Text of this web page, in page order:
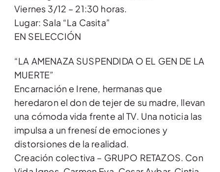
Viernes 3/12 – 21:30 horas.
Lugar: Sala “La Casita”
EN SELECCIÓN
“LA AMENAZA SUSPENDIDA O EL GEN DE LA
MUERTE”
Encarnación e Irene, hermanas que
heredaron el don de tejer de su madre, llevan
una cómoda vida frente al TV. Una noticia las
impulsa a un frenesí de emociones y
distorsiones de la realidad.
Creación colectiva – GRUPO RETAZOS. Con